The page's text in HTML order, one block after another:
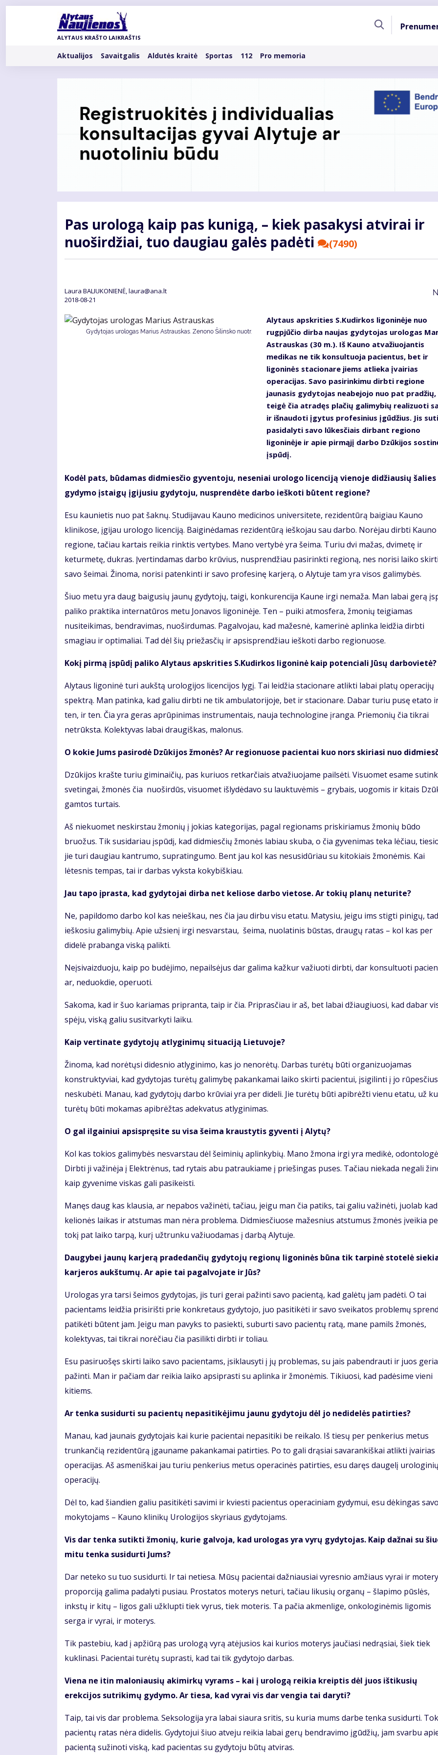
Pereiti
ALYTAUS KRAŠTO LAIKRAŠTIS
Rubrikos
Aktualijos Savaitgalis Aldutės kraitė Sportas 112 Pro memoria
Pas urologą kaip pas kunigą, – kiek pasakysi atvirai ir
nuoširdžiai, tuo daugiau galės padėti
(7490)
Laura BALIUKONIENĖ, laura@ana.lt
2018-08-21
Gydytojas urologas Marius Astrauskas. Zenono Šilinsko nuotr.
Alytaus apskrities S.Kudirkos ligoninėje nuo
rugpjūčio dirba naujas gydytojas urologas
Astrauskas (30 m.). Iš Kauno atvažiuojantis
medikas ne tik konsultuoja pacientus, bet ir
ligoninės stacionare jiems atlieka įvairias
operacijas. Savo pasirinkimu dirbti regione
jaunasis gydytojas neabejojo nuo pat pradžių,
teigė čia atradęs plačių galimybių realizuoti
ir išnaudoti įgytus profesinius įgūdžius. Jis
pasidalyti savo lūkesčiais dirbant regiono
ligoninėje ir apie pirmąjį darbo Dzūkijos
įspūdį.
Kodėl pats, būdamas didmiesčio gyventoju, neseniai urologo licenciją vienoje didžiausių šalies
gydymo įstaigų įgijusiu gydytoju, nusprendėte darbo ieškoti būtent regione?
Esu kaunietis nuo pat šaknų. Studijavau Kauno medicinos universitete, rezidentūrą baigiau Kauno
klinikose, įgijau urologo licenciją. Baiginėdamas rezidentūrą ieškojau sau darbo. Norėjau dirbti Kauno
regione, tačiau kartais reikia rinktis vertybes. Mano vertybė yra šeima. Turiu dvi mažas, dvimetę ir
keturmetę, dukras. Įvertindamas darbo krūvius, nusprendžiau pasirinkti regioną, nes norisi laiko
savo šeimai. Žinoma, norisi patenkinti ir savo profesinę karjerą, o Alytuje tam yra visos galimybės.
Šiuo metu yra daug baigusių jaunų gydytojų, taigi, konkurencija Kaune irgi nemaža. Man labai gerą
paliko praktika internatūros metu Jonavos ligoninėje. Ten – puiki atmosfera, žmonių teigiamas
nusiteikimas, bendravimas, nuoširdumas. Pagalvojau, kad mažesnė, kamerinė aplinka leidžia dirbti
smagiau ir optimaliai. Tad dėl šių priežasčių ir apsisprendžiau ieškoti darbo regionuose.
Kokį pirmą įspūdį paliko Alytaus apskrities S.Kudirkos ligoninė kaip potenciali Jūsų darbovietė?
Alytaus ligoninė turi aukštą urologijos licencijos lygį. Tai leidžia stacionare atlikti labai platų operacijų
spektrą. Man patinka, kad galiu dirbti ne tik ambulatorijoje, bet ir stacionare. Dabar turiu pusę etato
ten, ir ten. Čia yra geras aprūpinimas instrumentais, nauja technologine įranga. Priemonių čia tikrai
netrūksta. Kolektyvas labai draugiškas, malonus.
O kokie Jums pasirodė Dzūkijos žmonės? Ar regionuose pacientai kuo nors skiriasi nuo
Dzūkijos krašte turiu giminaičių, pas kuriuos retkarčiais atvažiuojame pailsėti. Visuomet esame
svetingai, žmonės čia nuoširdūs, visuomet išlydėdavo su lauktuvėmis – grybais, uogomis ir kitais
gamtos turtais.
Aš niekuomet neskirstau žmonių į jokias kategorijas, pagal regionams priskiriamus žmonių būdo
bruožus. Tik susidariau įspūdį, kad didmiesčių žmonės labiau skuba, o čia gyvenimas teka lėčiau,
jie turi daugiau kantrumo, supratingumo. Bent jau kol kas nesusidūriau su kitokiais žmonėmis. Kai
lėtesnis tempas, tai ir darbas vyksta kokybiškiau.
Jau tapo įprasta, kad gydytojai dirba net keliose darbo vietose. Ar tokių planų neturite?
Ne, papildomo darbo kol kas neieškau, nes čia jau dirbu visu etatu. Matysiu, jeigu ims stigti pinigų,
ieškosiu galimybių. Apie užsienį irgi nesvarstau, šeima, nuolatinis būstas, draugų ratas – kol kas per
didelė prabanga viską palikti.
Neįsivaizduoju, kaip po budėjimo, nepailsėjus dar galima kažkur važiuoti dirbti, dar konsultuoti
ar, neduokdie, operuoti.
Sakoma, kad ir šuo kariamas pripranta, taip ir čia. Priprasčiau ir aš, bet labai džiaugiuosi, kad dabar
spėju, viską galiu susitvarkyti laiku.
Kaip vertinate gydytojų atlyginimų situaciją Lietuvoje?
Žinoma, kad norėtųsi didesnio atlyginimo, kas jo nenorėtų. Darbas turėtų būti organizuojamas
konstruktyviai, kad gydytojas turėtų galimybę pakankamai laiko skirti pacientui, įsigilinti į jo
neskubėti. Manau, kad gydytojų darbo krūviai yra per dideli. Jie turėtų būti apibrėžti vienu etatu, už
turėtų būti mokamas apibrėžtas adekvatus atlyginimas.
O gal ilgainiui apsispręsite su visa šeima kraustytis gyventi į Alytų?
Kol kas tokios galimybės nesvarstau dėl šeiminių aplinkybių. Mano žmona irgi yra medikė,
Dirbti ji važinėja į Elektrėnus, tad rytais abu patraukiame į priešingas puses. Tačiau niekada negali
kaip gyvenime viskas gali pasikeisti.
Manęs daug kas klausia, ar nepabos važinėti, tačiau, jeigu man čia patiks, tai galiu važinėti, juolab kad
kelionės laikas ir atstumas man nėra problema. Didmiesčiuose mažesnius atstumus žmonės įveikia
tokį pat laiko tarpą, kurį užtrunku važiuodamas į darbą Alytuje.
Daugybei jaunų karjerą pradedančių gydytojų regionų ligoninės būna tik tarpinė stotelė
karjeros aukštumų. Ar apie tai pagalvojate ir Jūs?
Urologas yra tarsi šeimos gydytojas, jis turi gerai pažinti savo pacientą, kad galėtų jam padėti. O tai
pacientams leidžia prisirišti prie konkretaus gydytojo, juo pasitikėti ir savo sveikatos problemų
patikėti būtent jam. Jeigu man pavyks to pasiekti, suburti savo pacientų ratą, mane pamils žmonės,
kolektyvas, tai tikrai norėčiau čia pasilikti dirbti ir toliau.
Esu pasiruošęs skirti laiko savo pacientams, įsiklausyti į jų problemas, su jais pabendrauti ir juos
pažinti. Man ir pačiam dar reikia laiko apsiprasti su aplinka ir žmonėmis. Tikiuosi, kad padėsime vieni
kitiems.
Ar tenka susidurti su pacientų nepasitikėjimu jaunu gydytoju dėl jo nedidelės patirties?
Manau, kad jaunais gydytojais kai kurie pacientai nepasitiki be reikalo. Iš tiesų per penkerius metus
trunkančią rezidentūrą įgauname pakankamai patirties. Po to gali drąsiai savarankiškai atlikti įvairias
operacijas. Aš asmeniškai jau turiu penkerius metus operacinės patirties, esu daręs daugelį urologinių
operacijų.
Dėl to, kad šiandien galiu pasitikėti savimi ir kviesti pacientus operaciniam gydymui, esu dėkingas savo
mokytojams – Kauno klinikų Urologijos skyriaus gydytojams.
Vis dar tenka sutikti žmonių, kurie galvoja, kad urologas yra vyrų gydytojas. Kaip dažnai su
mitu tenka susidurti Jums?
Dar neteko su tuo susidurti. Ir tai netiesa. Mūsų pacientai dažniausiai vyresnio amžiaus vyrai ir
proporciją galima padalyti pusiau. Prostatos moterys neturi, tačiau likusių organų – šlapimo pūslės,
inkstų ir kitų – ligos gali užklupti tiek vyrus, tiek moteris. Ta pačia akmenlige, onkologinėmis ligomis
serga ir vyrai, ir moterys.
Tik pastebiu, kad į apžiūrą pas urologą vyrą atėjusios kai kurios moterys jaučiasi nedrąsiai, šiek tiek
kuklinasi. Pacientai turėtų suprasti, kad tai tik gydytojo darbas.
Viena ne itin maloniausių akimirkų vyrams – kai į urologą reikia kreiptis dėl juos ištikusių
erekcijos sutrikimų gydymo. Ar tiesa, kad vyrai vis dar vengia tai daryti?
Taip, tai vis dar problema. Seksologija yra labai siaura sritis, su kuria mums darbe tenka susidurti.
pacientų ratas nėra didelis. Gydytojui šiuo atveju reikia labai gerų bendravimo įgūdžių, jam svarbu
pacientą sužinoti viską, kad pacientas su gydytoju būtų atviras.